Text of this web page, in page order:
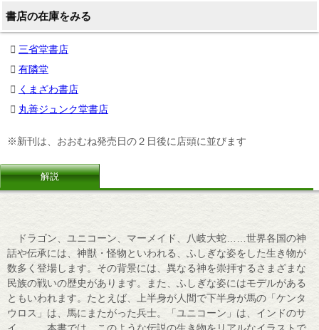
書店の在庫をみる
三省堂書店
有隣堂
くまざわ書店
丸善ジュンク堂書店
※新刊は、おおむね発売日の２日後に店頭に並びます
解説
ドラゴン、ユニコーン、マーメイド、八岐大蛇……世界各国の神
話や伝承には、神獣・怪物といわれる、ふしぎな姿をした生き物が
数多く登場します。その背景には、異なる神を崇拝するさまざまな
民族の戦いの歴史があります。また、ふしぎな姿にはモデルがある
ともいわれます。たとえば、上半身が人間で下半身が馬の「ケンタ
ウロス」は、馬にまたがった兵士。「ユニコーン」は、インドのサ